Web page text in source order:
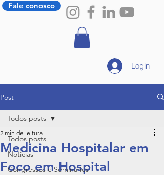
Fale conosco
Login
Post
Todos posts
Notícias
Congressos e Seminários
Todos posts
Medicina Hospitalar em
Foco em Hospital
2 min de leitura